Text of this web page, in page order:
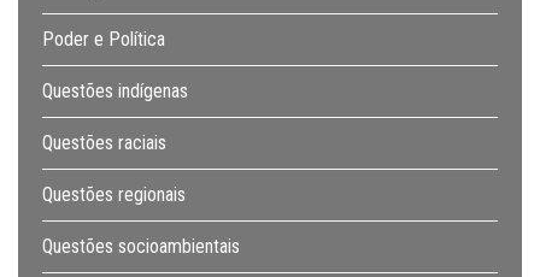
Poder e Política
Questões indígenas
Questões raciais
Questões regionais
Questões socioambientais